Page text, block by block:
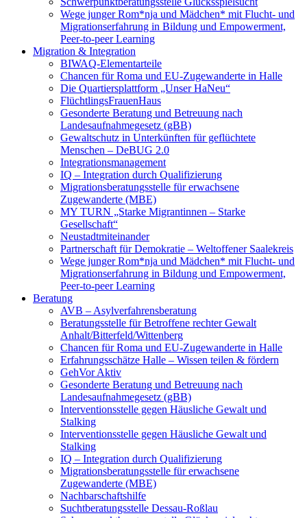
Wege junger Rom*nja und Mädchen* mit Flucht- und
Migrationserfahrung in Bildung und Empowerment,
Peer-to-peer Learning
Migration & Integration
BIWAQ-Elementarteile
Chancen für Roma und EU-Zugewanderte in Halle
Die Quartiersplattform „Unser HaNeu“
FlüchtlingsFrauenHaus
Gesonderte Beratung und Betreuung nach
Landesaufnahmegesetz (gBB)
Gewaltschutz in Unterkünften für geflüchtete
Menschen – DeBUG 2.0
Integrationsmanagement
IQ – Integration durch Qualifizierung
Migrationsberatungsstelle für erwachsene
Zugewanderte (MBE)
MY TURN „Starke Migrantinnen – Starke
Gesellschaft“
Neustadtmiteinander
Partnerschaft für Demokratie – Weltoffener Saalekreis
Wege junger Rom*nja und Mädchen* mit Flucht- und
Migrationserfahrung in Bildung und Empowerment,
Peer-to-peer Learning
Beratung
AVB – Asylverfahrensberatung
Beratungsstelle für Betroffene rechter Gewalt
Anhalt/Bitterfeld/Wittenberg
Chancen für Roma und EU-Zugewanderte in Halle
Erfahrungsschätze Halle – Wissen teilen & fördern
GehVor Aktiv
Gesonderte Beratung und Betreuung nach
Landesaufnahmegesetz (gBB)
Interventionsstelle gegen Häusliche Gewalt und
Stalking
Interventionsstelle gegen Häusliche Gewalt und
Stalking
IQ – Integration durch Qualifizierung
Migrationsberatungsstelle für erwachsene
Zugewanderte (MBE)
Nachbarschaftshilfe
Suchtberatungsstelle Dessau-Roßlau